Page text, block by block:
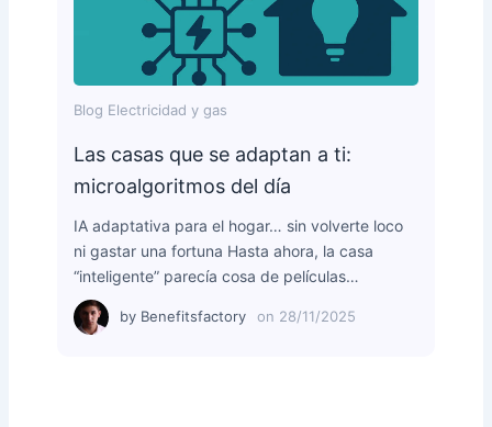
Blog Electricidad y gas
Las casas que se adaptan a ti:
microalgoritmos del día
IA adaptativa para el hogar… sin volverte loco
ni gastar una fortuna Hasta ahora, la casa
“inteligente” parecía cosa de películas…
by Benefitsfactory on 28/11/2025